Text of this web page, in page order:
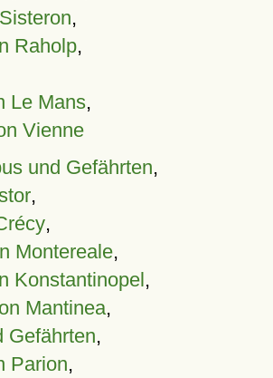
,
Raholp,
Le Mans,
Vienne
und Gefährten,
,
,
Montereale,
Konstantinopel,
Mantinea,
Gefährten,
Parion,